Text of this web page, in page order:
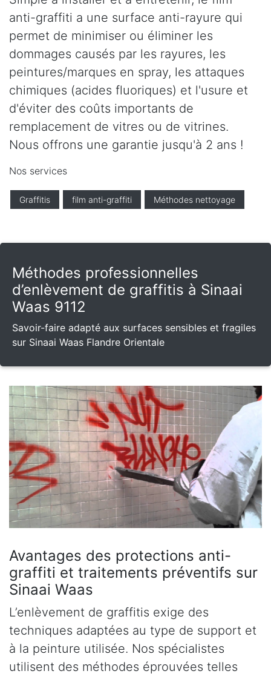
anti-graffiti a une surface anti-rayure qui
permet de minimiser ou éliminer les
dommages causés par les rayures, les
peintures/marques en spray, les attaques
chimiques (acides fluoriques) et l'usure et
d'éviter des coûts importants de
remplacement de vitres ou de vitrines.
Nous offrons une garantie jusqu'à 2 ans !
Nos services
Graffitis film anti-graffiti Méthodes nettoyage
Méthodes professionnelles
d’enlèvement de graffitis à Sinaai
Waas 9112
Savoir-faire adapté aux surfaces sensibles et fragiles
sur Sinaai Waas Flandre Orientale
Avantages des protections anti-
graffiti et traitements préventifs sur
Sinaai Waas
L’enlèvement de graffitis exige des
techniques adaptées au type de support et
à la peinture utilisée. Nos spécialistes
utilisent des méthodes éprouvées telles